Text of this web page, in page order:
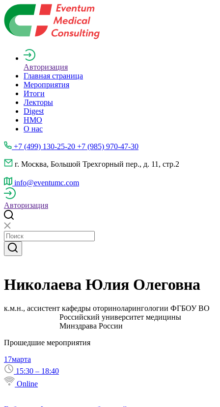
Авторизация
Главная страница
Мероприятия
Итоги
Лекторы
Digest
НМО
О нас
+7 (499) 130-25-20 +7 (985) 970-47-30
г. Москва, Большой Трехгорный пер., д. 11, стр.2
info@eventumc.com
Авторизация
Николаева Юлия Олеговна
к.м.н., ассистент кафедры оториноларингологии ФГБОУ ВО
Российский университет медицины
Минздрава России
Прошедшие мероприятия
17марта
15:30 – 18:40
Online